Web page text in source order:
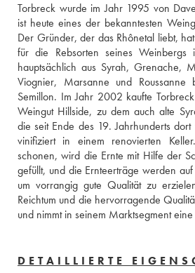
Torbreck wurde im Jahr 1995 von
ist heute eines der bekanntesten
Der Gründer, der das Rhônetal liebt,
für die Rebsorten seines Weinbergs
hauptsächlich aus Syrah, Grenache,
Viognier, Marsanne und Roussanne
Semillon. Im Jahr 2002 kaufte
Weingut Hillside, zu dem auch alte
die seit Ende des 19. Jahrhunderts
vinifiziert in einem renovierten
schonen, wird die Ernte mit Hilfe der
gefüllt, und die Ernteerträge werden
um vorrangig gute Qualität zu
Reichtum und die hervorragende
DETAILLIERTE